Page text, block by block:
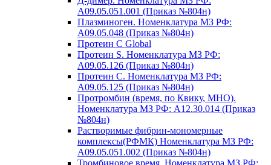
A09.05.051.001 (Приказ №804н)
Плазминоген. Номенклатура МЗ РФ:
A09.05.048 (Приказ №804н)
Протеин C Global
Протеин S. Номенклатура МЗ РФ:
A09.05.126 (Приказ №804н)
Протеин С. Номенклатура МЗ РФ:
A09.05.125 (Приказ №804н)
Протромбин (время, по Квику, МНО).
Номенклатура МЗ РФ: A12.30.014 (Приказ
№804н)
Растворимые фибрин-мономерные
комплексы(РФМК) Номенклатура МЗ РФ:
A09.05.051.002 (Приказ №804н)
Тромбиновое время. Номенклатура МЗ РФ: